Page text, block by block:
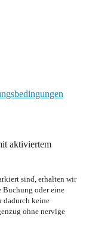
aktiviertem
sind, erhalten wir
Buchung oder eine
dadurch keine
ohne nervige